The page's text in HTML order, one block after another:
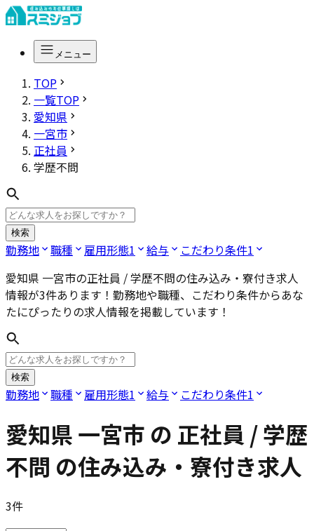
メニュー
TOP
一覧TOP
愛知県
一宮市
正社員
学歴不問
検索
勤務地 職種 雇用形態1 給与 こだわり条件1
愛知県 一宮市の正社員 / 学歴不問の住み込み・寮付き求人
情報が3件あります！勤務地や職種、こだわり条件からあな
たにぴったりの求人情報を掲載しています！
検索
勤務地 職種 雇用形態1 給与 こだわり条件1
愛知県 一宮市 の 正社員 / 学歴
不問 の住み込み・寮付き求人
3件